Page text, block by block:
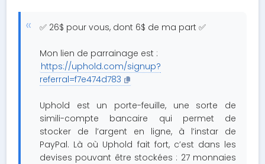
✅ 26$ pour vous, dont 6$ de ma part ✅
Mon lien de parrainage est :
https://uphold.com/signup?
referral=f7e474d783
Uphold est un porte-feuille, une sorte de
simili-compte bancaire qui permet de
stocker de l’argent en ligne, à l’instar de
PayPal. Là où Uphold fait fort, c’est dans les
devises pouvant être stockées : 27 monnaies